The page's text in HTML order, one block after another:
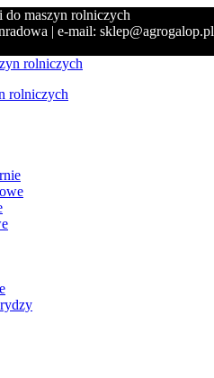
do maszyn rolniczych
| e-mail: sklep@agrogalop.pl
rolniczych